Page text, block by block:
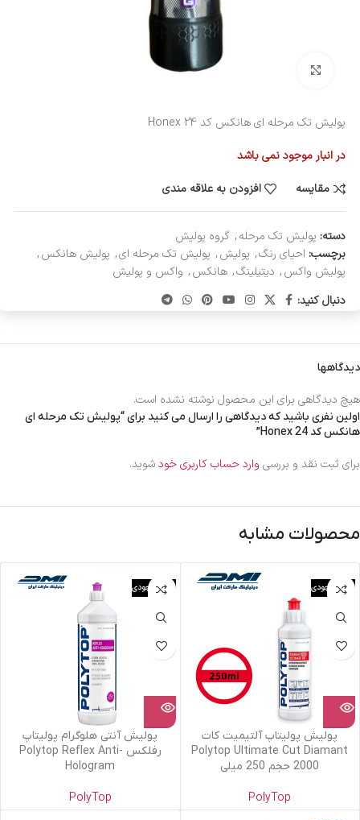
پولیش تک مرحله ای هانکس کد 24 Honex
در انبار موجود نمی باشد
مقایسه
افزودن به علاقه مندی
دسته: پولیش تک مرحله, گروه پولیش
برچسب: احیای رنگ, پولیش, پولیش تک مرحله ای, پولیش هانکس,
پولیش واکس, دیتیلینگ, هانکس, واکس و پولیش
دنبال کنید:
دیدگاهها
هیچ دیدگاهی برای این محصول نوشته نشده است.
اولین نفری باشید که دیدگاهی را ارسال می کنید برای “پولیش تک مرحله ای
هانکس کد 24 Honex”
برای ثبت نقد و بررسی وارد حساب کاربری خودشوید.
محصولات مشابه
اتمام موجودی
پولیش پولیتاپ آلتیمیت کات
Polytop Ultimate Cut Diamant
2000 حجم 250 میلی
PolyTop
اتمام موجودی
پولیش آنتی هلوگرام پولیتاپ
رفلکس Polytop Reflex Anti-
Hologram
PolyTop